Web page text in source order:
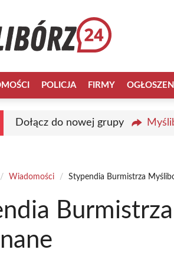
POLICJA FIRMY
Dołącz do nowej grupy
/ Wiadomości / Stypendia Burmistrza